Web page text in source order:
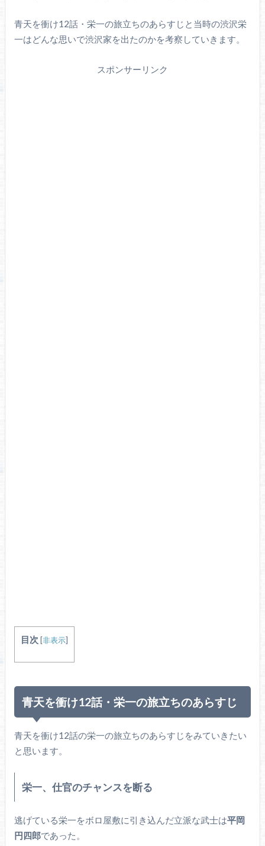
青天を衝け12話・栄一の旅立ちのあらすじと当時の渋沢栄
一はどんな思いで渋沢家を出たのかを考察していきます。
スポンサーリンク
目次 [非表示]
青天を衝け12話・栄一の旅立ちのあらすじ
青天を衝け12話の栄一の旅立ちのあらすじをみていきたい
と思います。
栄一、仕官のチャンスを断る
逃げている栄一をボロ屋敷に引き込んだ立派な武士は平岡
円四郎であった。